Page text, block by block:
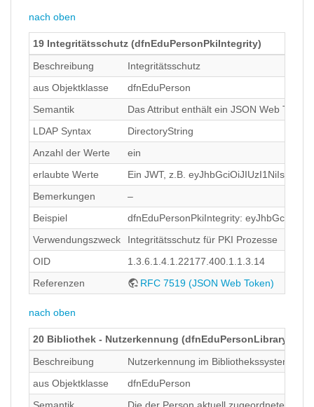
nach oben
19 Integritätsschutz (dfnEduPersonPkiIntegrity)
Beschreibung
Integritätsschutz
aus Objektklasse
dfnEduPerson
Semantik
Das Attribut enthält ein JSON Web
LDAP Syntax
DirectoryString
Anzahl der Werte
ein
erlaubte Werte
Ein JWT, z.B.
Bemerkungen
–
Beispiel
dfnEduPersonPkiIntegrity:
Verwendungszweck
Integritätsschutz für PKI Prozesse
OID
1.3.6.1.4.1.22177.400.1.1.3.14
Referenzen
RFC 7519 (JSON Web Token)
nach oben
20 Bibliothek - Nutzerkennung
Beschreibung
Nutzerkennung im Bibliothekssystem
aus Objektklasse
dfnEduPerson